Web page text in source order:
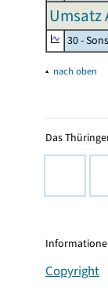
Umsatz
30 -
▴ nach oben
Das
Copyright